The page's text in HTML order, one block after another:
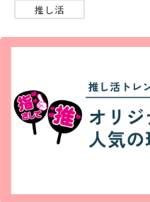
推し活